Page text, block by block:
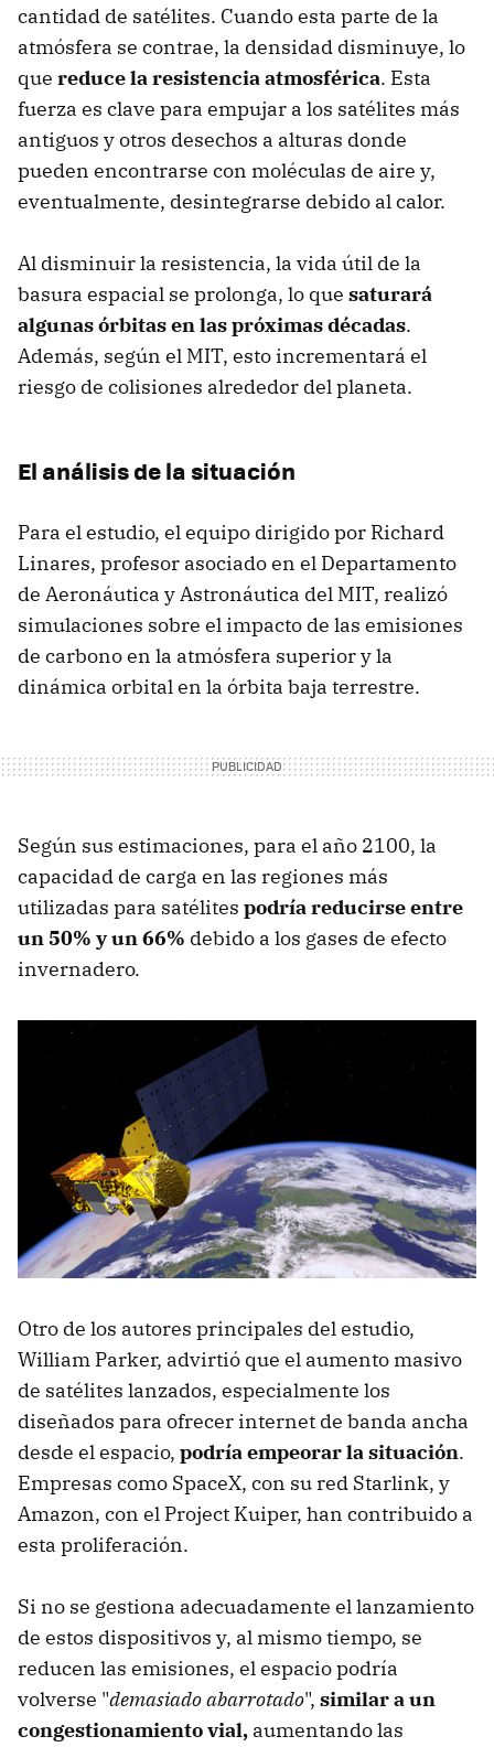
cantidad de satélites. Cuando esta parte de la
atmósfera se contrae, la densidad disminuye, lo
que reduce la resistencia atmosférica. Esta
fuerza es clave para empujar a los satélites más
antiguos y otros desechos a alturas donde
pueden encontrarse con moléculas de aire y,
eventualmente, desintegrarse debido al calor.
Al disminuir la resistencia, la vida útil de la
basura espacial se prolonga, lo que saturará
algunas órbitas en las próximas décadas.
Además, según el MIT, esto incrementará el
riesgo de colisiones alrededor del planeta.
El análisis de la situación
Para el estudio, el equipo dirigido por Richard
Linares, profesor asociado en el Departamento
de Aeronáutica y Astronáutica del MIT, realizó
simulaciones sobre el impacto de las emisiones
de carbono en la atmósfera superior y la
dinámica orbital en la órbita baja terrestre.
Según sus estimaciones, para el año 2100, la
capacidad de carga en las regiones más
utilizadas para satélites podría reducirse entre
un 50% y un 66% debido a los gases de efecto
invernadero.
Otro de los autores principales del estudio,
William Parker, advirtió que el aumento masivo
de satélites lanzados, especialmente los
diseñados para ofrecer internet de banda ancha
desde el espacio, podría empeorar la situación.
Empresas como SpaceX, con su red Starlink, y
Amazon, con el Project Kuiper, han contribuido a
esta proliferación.
Si no se gestiona adecuadamente el lanzamiento
de estos dispositivos y, al mismo tiempo, se
reducen las emisiones, el espacio podría
volverse "demasiado abarrotado", similar a un
congestionamiento vial, aumentando las